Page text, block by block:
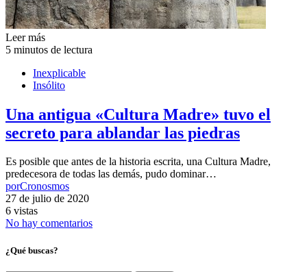
Leer más
5 minutos de lectura
Inexplicable
Insólito
Una antigua «Cultura Madre» tuvo el
secreto para ablandar las piedras
Es posible que antes de la historia escrita, una Cultura Madre,
predecesora de todas las demás, pudo dominar…
porCronosmos
27 de julio de 2020
6 vistas
No hay comentarios
¿Qué buscas?